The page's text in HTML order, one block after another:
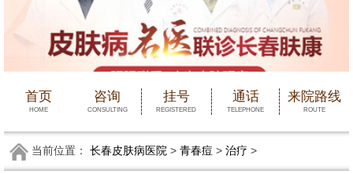
首页
HOME
咨询
CONSULTING
挂号
REGISTERED
通话
TELEPHONE
来院路线
ROUTE
当前位置： 长春皮肤病医院> 青春痘 > 治疗 >